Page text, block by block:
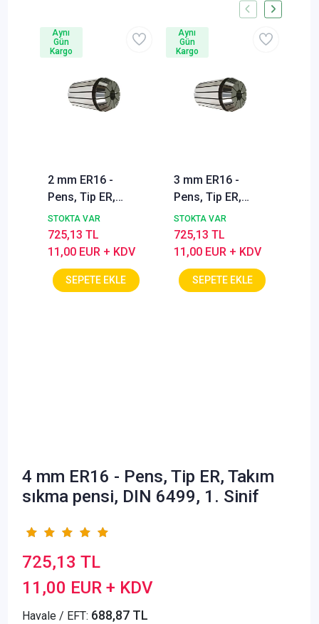
2 mm ER16 -
Pens, Tip ER,
Takım sıkma
pensi, DIN 6499, 1.
Sinif
STOKTA VAR
11,00 EUR + KDV
725,13 TL
Aynı
Gün
Kargo
3 mm ER16 -
Pens, Tip ER,
Takım sıkma
pensi, DIN 6499, 1.
Sinif
STOKTA VAR
11,00 EUR + KDV
725,13 TL
Aynı
Gün
Kargo
4 mm ER16 - Pens, Tip ER, Takım
sıkma pensi, DIN 6499, 1. Sinif
725,13 TL
11,00 EUR + KDV
Havale / EFT: 688,87 TL